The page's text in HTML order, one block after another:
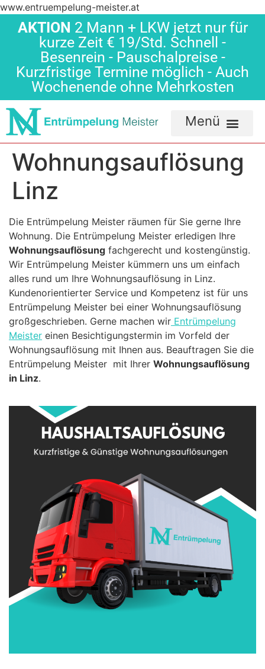
www.entruempelung-meister.at
AKTION 2 Mann + LKW jetzt nur für
kurze Zeit € 19/Std. Schnell -
Besenrein - Pauschalpreise -
Kurzfristige Termine möglich - Auch
Wochenende ohne Mehrkosten
Wohnungsauflösung
Linz
Die Entrümpelung Meister räumen für Sie gerne Ihre
Wohnung. Die Entrümpelung Meister erledigen Ihre
Wohnungsauflösung fachgerecht und kostengünstig.
Wir Entrümpelung Meister kümmern uns um einfach
alles rund um Ihre Wohnungsauflösung in Linz.
Kundenorientierter Service und Kompetenz ist für uns
Entrümpelung Meister bei einer Wohnungsauflösung
großgeschrieben. Gerne machen wir Entrümpelung
Meister einen Besichtigungstermin im Vorfeld der
Wohnungsauflösung mit Ihnen aus. Beauftragen Sie die
Entrümpelung Meister mit Ihrer Wohnungsauflösung
in Linz.